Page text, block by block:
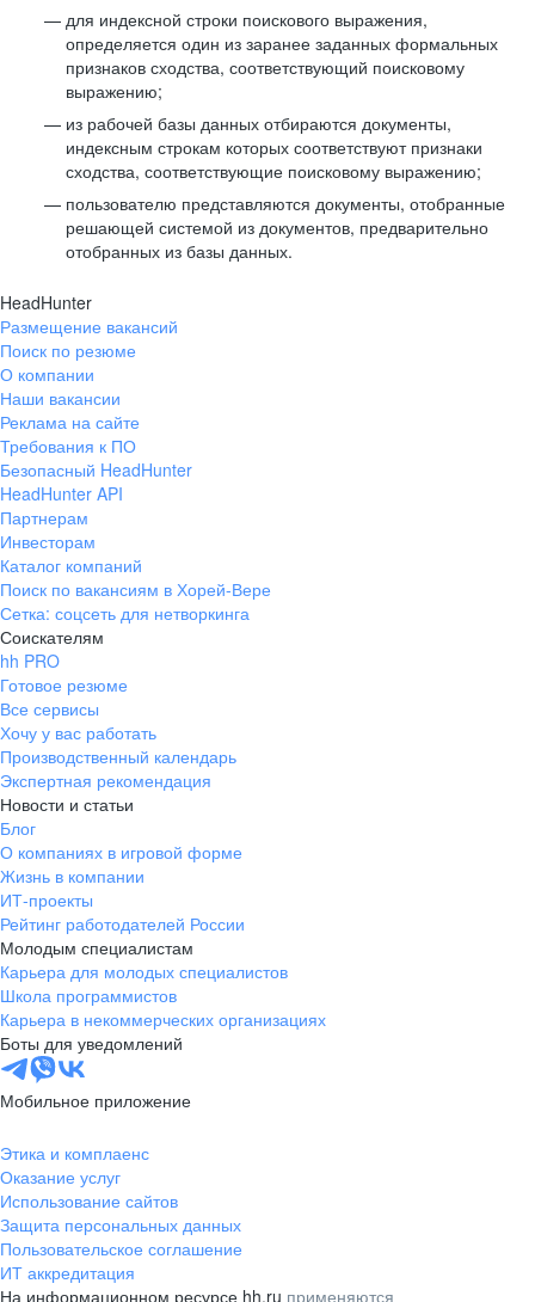
для индексной строки поискового выражения,
определяется один из заранее заданных формальных
признаков сходства, соответствующий поисковому
выражению;
из рабочей базы данных отбираются документы,
индексным строкам которых соответствуют признаки
сходства, соответствующие поисковому выражению;
пользователю представляются документы, отобранные
решающей системой из документов, предварительно
отобранных из базы данных.
HeadHunter
Размещение вакансий
Поиск по резюме
О компании
Наши вакансии
Реклама на сайте
Требования к ПО
Безопасный HeadHunter
HeadHunter API
Партнерам
Инвесторам
Каталог компаний
Поиск по вакансиям в Хорей-Вере
Сетка: соцсеть для нетворкинга
Соискателям
hh PRO
Готовое резюме
Все сервисы
Хочу у вас работать
Производственный календарь
Экспертная рекомендация
Новости и статьи
Блог
О компаниях в игровой форме
Жизнь в компании
ИТ-проекты
Рейтинг работодателей России
Молодым специалистам
Карьера для молодых специалистов
Школа программистов
Карьера в некоммерческих организациях
Боты для уведомлений
Мобильное приложение
Этика и комплаенс
Оказание услуг
Использование сайтов
Защита персональных данных
Пользовательское соглашение
ИТ аккредитация
На информационном ресурсе hh.ru применяются